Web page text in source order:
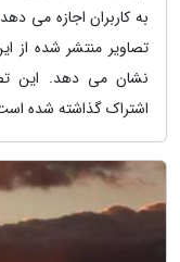
به کاربران اجازه می
تصاویر منتشر شده از
اشتراک گذاشته شده